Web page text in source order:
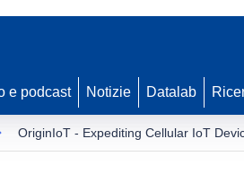
e podcast Notizie Datalab
OriginIoT - Expediting Cellular IoT